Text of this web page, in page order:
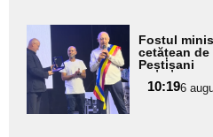
Adaugă
aici textul
pentru
subtitlu
Fostul
cetățean
Peștișani
10:196